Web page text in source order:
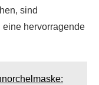
sind
hervorragende